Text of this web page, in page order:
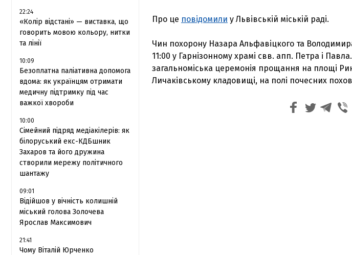
22:24
«Колір відстані» — виставка, що
говорить мовою кольору, нитки
та лінії
10:09
Безоплатна паліативна допомога
вдома: як українцям отримати
медичну підтримку під час
важкої хвороби
10:00
Сімейний підряд медіакілерів: як
білоруський екс-КДБшник
Захаров та його дружина
створили мережу політичного
шантажу
09:01
Відійшов у вічність колишній
міський голова Золочева
Ярослав Максимович
21:41
Чому Віталій Юрченко
Про це повідомили у Львівській міській раді.
Чин похорону Назара Альфавіцкого та
11:00 у Гарнізонному храмі свв. апп. Петра і
загальноміська церемонія прощання на площі
Личаківському кладовищі, на полі почесних